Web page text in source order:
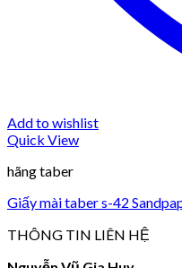
Add to wishlist
Quick View
hãng taber
Giấy mài taber s-42
THÔNG TIN LIÊN HỆ